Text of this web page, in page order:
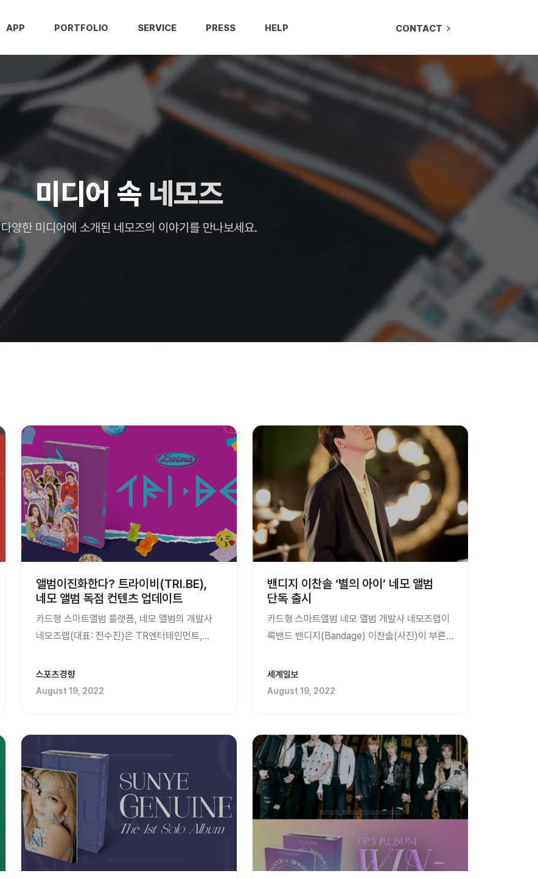
APP PORTFOLIO SERVICE PRESS HELP CONTACT
미디어 속 네모즈
다양한 미디어에 소개된 네모즈의 이야기를 만나보세요.
앨범이진화한다? 트라이비(TRI.BE),
네모 앨범 독점 컨텐츠 업데이트
카드형 스마트앨범 플랫폼, 네모 앨범의 개발사
네모즈랩(대표: 전수진)은 TR엔터테인먼트,
KPOP 걸그룹 트라이비(TRI.BE)의 네모 앨범
‘레비오사(LEVIOSA)’의 독점 컨텐츠를 지난
콘텐츠를 업데이트해 팬들과 소통...
스포츠경향
August 19, 2022
밴디지 이찬솔 ‘별의 아이’ 네모 앨범
단독 출시
카드형 스마트앨범 네모 앨범 개발사 네모즈랩이
록밴드 밴디지(Bandage) 이찬솔(사진)이 부른
‘별의 아이’를 오는 9월5일 네모 앨범으로 단독
출시한다고 19일 밝혔다. 예약 판매 개시일은
재생할 수 있고 영상, 이미지 등 다양한 콘텐츠를
즐길 수 있는 스마트 앨범 플랫폼이다.
세계일보
August 19, 2022